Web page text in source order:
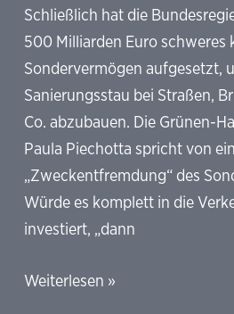
Schließlich hat die
500 Milliarden Euro schweres
Sondervermögen aufgesetzt,
Sanierungsstau bei Straßen,
Co. abzubauen. Die Grünen-
Paula Piechotta spricht von
„Zweckentfremdung“ des
Würde es komplett in die
investiert, „dann
SäZ:
Weiterlesen »